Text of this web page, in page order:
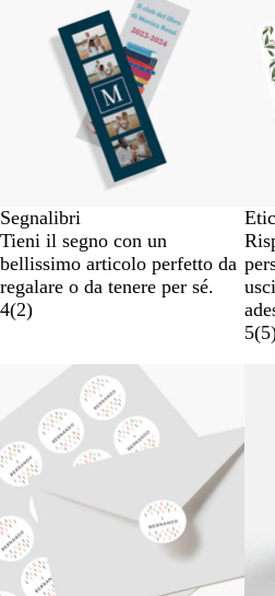
Segnalibri
Tieni il segno con un
bellissimo articolo perfetto da
regalare o da tenere per sé.
4(2)
5(5
Nuove opzioni